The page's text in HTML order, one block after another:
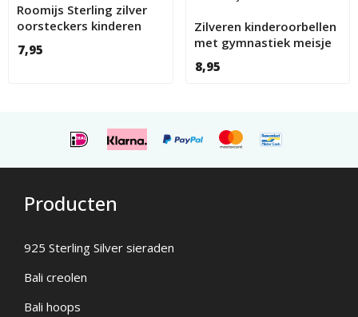
Roomijs Sterling zilver
oorsteckers kinderen
7,95
Zilveren kinderoorbellen
met gymnastiek meisje
8,95
Producten
925 Sterling Silver sieraden
Bali creolen
Bali hoops